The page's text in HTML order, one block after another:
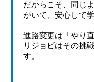
だからこそ、同じ
がいて、安心して
進路変更は「やり
リジョビはその挑
す。